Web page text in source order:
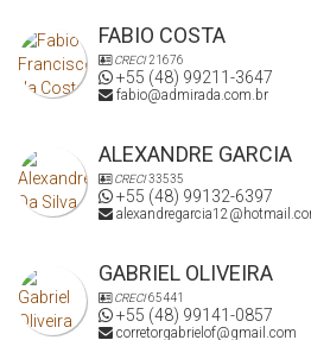
FABIO COSTA
CRECI21676
+55 (48) 99211-3647
fabio@admirada.com.br
ALEXANDRE GARCIA
CRECI33535
+55 (48) 99132-6397
GABRIEL OLIVEIRA
CRECI65441
+55 (48) 99141-0857
corretorgabrielof@gmail.com